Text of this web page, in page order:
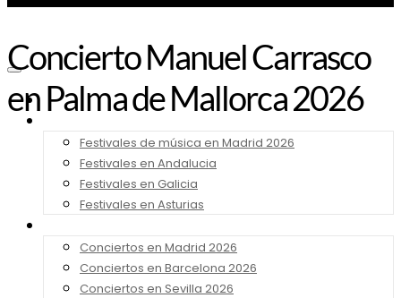
Noticias
Festivales de música en Madrid 2026
Festivales en Andalucia
Festivales en Galicia
Festivales en Asturias
Conciertos en Madrid 2026
Conciertos en Barcelona 2026
Conciertos en Sevilla 2026
Concierto Manuel Carrasco
en Palma de Mallorca 2026